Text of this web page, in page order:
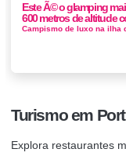
Este Ã© o glamping
600 metros de altitude
Turismo em
Explora restaurantes